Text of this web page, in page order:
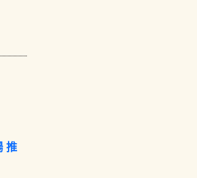
推